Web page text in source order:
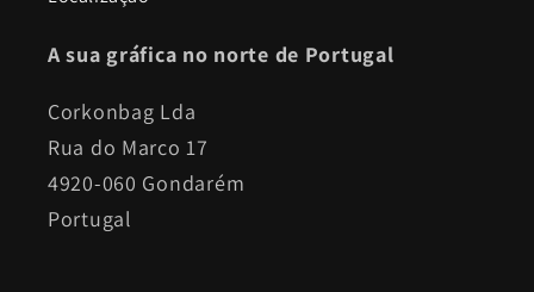
A sua gráfica no norte de Portugal
Corkonbag Lda
Rua do Marco 17
4920-060 Gondarém
Portugal